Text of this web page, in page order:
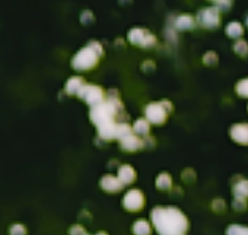
submenu